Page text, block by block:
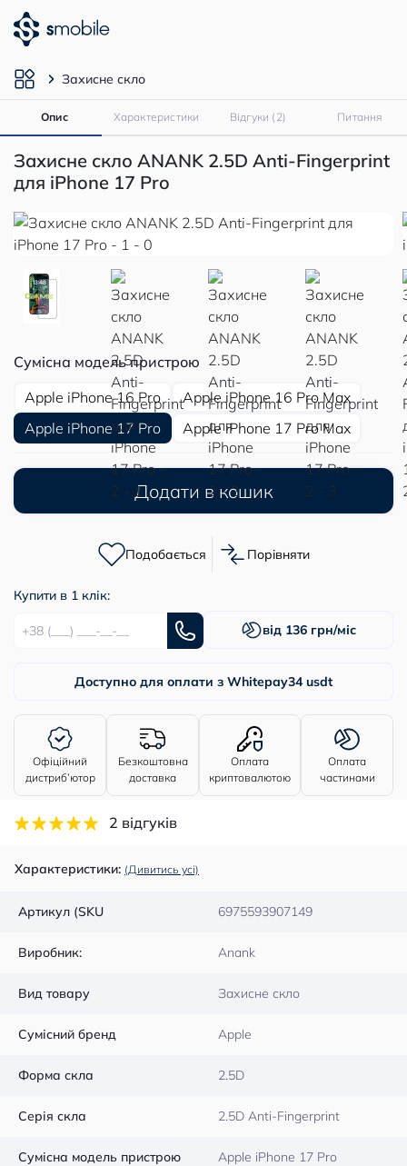
Захисне скло
Опис Характеристики Відгуки (2) Питання
Захисне скло ANANK 2.5D Anti-Fingerprint
для iPhone 17 Pro
Сумісна модель пристрою
Apple iPhone 16 Pro
Apple iPhone 16 Pro Max
Apple iPhone 17 Pro
Apple iPhone 17 Pro Max
Додати в кошик
Подобається Порівняти
Купити в 1 клік:
від 136 грн/міс
Доступно для оплати з Whitepay34 usdt
Офіційний
дистриб’ютор
Безкоштовна
доставка
Оплата
криптовалютою
Оплата
частинами
2 відгуків
Характеристики: (Дивитись усі)
Артикул (SKU 6975593907149
Виробник: Anank
Вид товару Захисне скло
Сумісний бренд Apple
Форма скла 2.5D
Серія скла 2.5D Anti-Fingerprint
Сумісна модель пристрою Apple iPhone 17 Pro